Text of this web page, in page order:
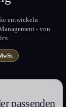
entwickeln
- von
passenden